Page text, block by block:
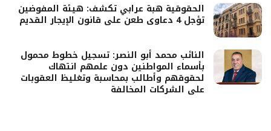
الحقوقية هبة عرابي تكشف: هيئة المفوضين
تؤجل 4 دعاوى طعن على قانون الإيجار القديم
النائب محمد أبو النصر: تسجيل خطوط محمول
بأسماء المواطنين دون علمهم انتهاك
لحقوقهم وأطالب بمحاسبة وتغليظ العقوبات
على الشركات المخالفة